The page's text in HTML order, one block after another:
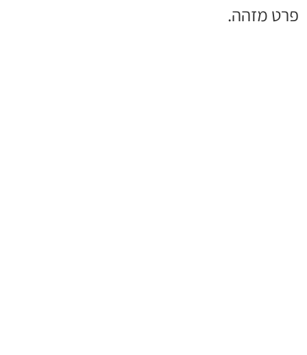
פרט מזהה.